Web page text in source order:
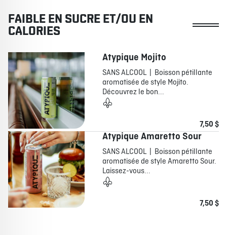
FAIBLE EN SUCRE ET/OU EN
CALORIES
Atypique Mojito
SANS ALCOOL | Boisson pétillante
aromatisée de style Mojito.
Découvrez le bon...
7,50 $
Atypique Amaretto Sour
SANS ALCOOL | Boisson pétillante
aromatisée de style Amaretto Sour.
Laissez-vous...
7,50 $